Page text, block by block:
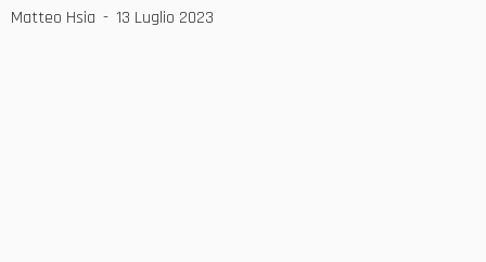
Matteo Hsia 13 Luglio 2023